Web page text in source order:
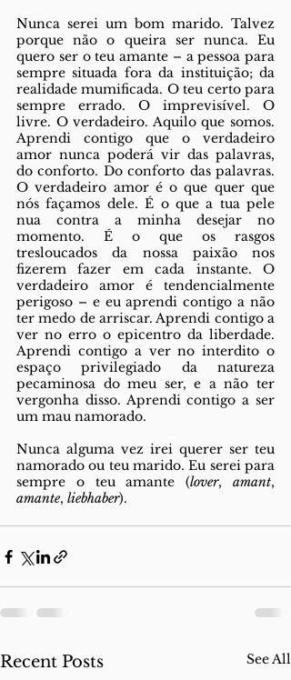
Nunca serei um bom marido. Talvez
porque não o queira ser nunca. Eu
quero ser o teu amante – a pessoa para
sempre situada fora da instituição; da
realidade mumificada. O teu certo para
sempre errado. O imprevisível. O
livre. O verdadeiro. Aquilo que somos.
Aprendi contigo que o verdadeiro
amor nunca poderá vir das palavras,
do conforto. Do conforto das palavras.
O verdadeiro amor é o que quer que
nós façamos dele. É o que a tua pele
nua contra a minha desejar no
momento. É o que os rasgos
tresloucados da nossa paixão nos
fizerem fazer em cada instante. O
verdadeiro amor é tendencialmente
perigoso – e eu aprendi contigo a não
ter medo de arriscar. Aprendi contigo a
ver no erro o epicentro da liberdade.
Aprendi contigo a ver no interdito o
espaço privilegiado da natureza
pecaminosa do meu ser, e a não ter
vergonha disso. Aprendi contigo a ser
um mau namorado.
Nunca alguma vez irei querer ser teu
namorado ou teu marido. Eu serei para
sempre o teu amante (lover, amant
amante, liebhaber).
Recent Posts See All